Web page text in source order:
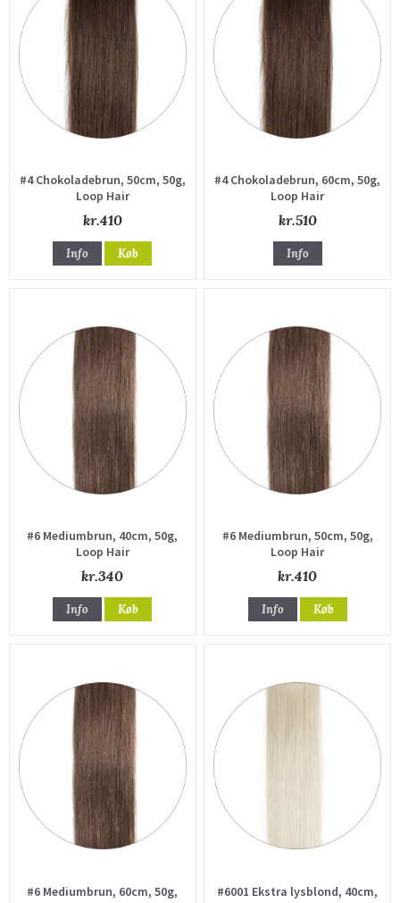
#4 Chokoladebrun, 50cm, 50g,
Loop Hair
kr.410
Info Køb
#4 Chokoladebrun, 60cm, 50g,
Loop Hair
kr.510
Info
#6 Mediumbrun, 40cm, 50g,
Loop Hair
kr.340
Info Køb
#6 Mediumbrun, 50cm, 50g,
Loop Hair
kr.410
Info Køb
#6 Mediumbrun, 60cm, 50g,
#6001 Ekstra lysblond, 40cm,